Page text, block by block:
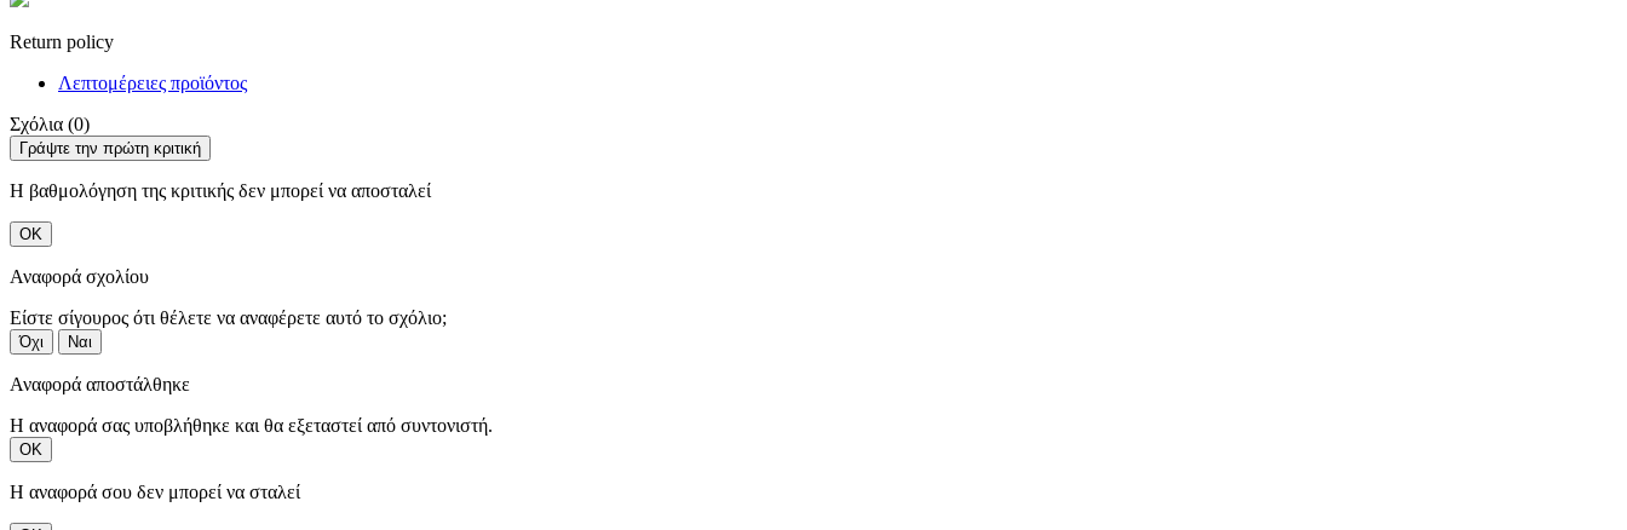
Return policy
Λεπτομέρειες προϊόντος
Σχόλια (0)
Γράψτε την πρώτη κριτική
Η βαθμολόγηση της κριτικής δεν μπορεί να αποσταλεί
ΟΚ
Αναφορά σχολίου
Είστε σίγουρος ότι θέλετε να αναφέρετε αυτό το σχόλιο;
Όχι Ναι
Αναφορά αποστάλθηκε
Η αναφορά σας υποβλήθηκε και θα εξεταστεί από συντονιστή.
ΟΚ
Η αναφορά σου δεν μπορεί να σταλεί